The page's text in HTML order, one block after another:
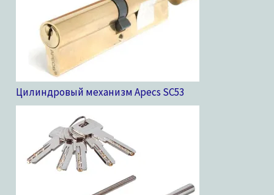
Цилиндровый механизм Apecs SC53